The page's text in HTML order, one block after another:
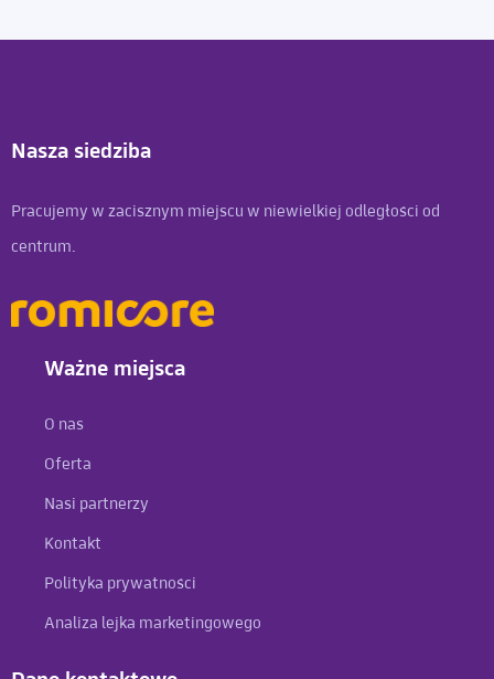
Nasza siedziba
Pracujemy w zacisznym miejscu w niewielkiej odległości od
centrum.
Ważne miejsca
O nas
Oferta
Nasi partnerzy
Kontakt
Polityka prywatności
Analiza lejka marketingowego